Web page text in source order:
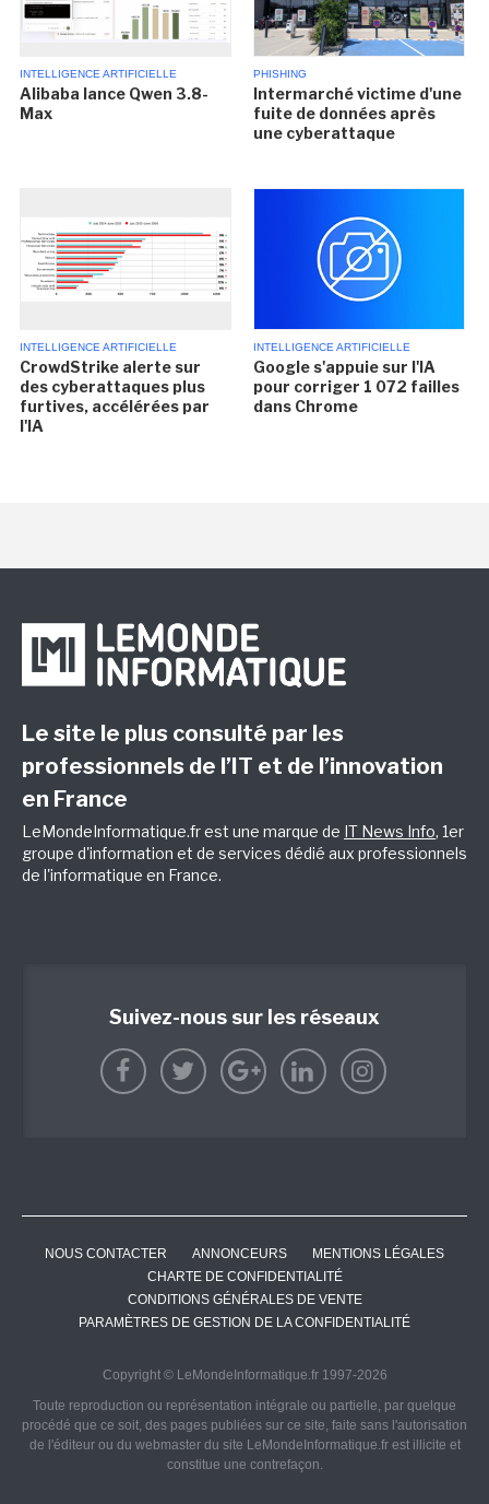
INTELLIGENCE ARTIFICIELLE
Alibaba lance Qwen 3.8-
Max
PHISHING
Intermarché victime d'une
fuite de données après
une cyberattaque
INTELLIGENCE ARTIFICIELLE
CrowdStrike alerte sur
des cyberattaques plus
furtives, accélérées par
l'IA
INTELLIGENCE ARTIFICIELLE
Google s'appuie sur l'IA
pour corriger 1 072 failles
dans Chrome
Le site le plus consulté par les
professionnels de l’IT et de l’innovation
en France
LeMondeInformatique.fr est une marque de IT News Info, 1er
groupe d'information et de services dédié aux professionnels
de l'informatique en France.
Suivez-nous sur les réseaux
NOUS CONTACTER ANNONCEURS
MENTIONS LÉGALES
CHARTE DE CONFIDENTIALITÉ
CONDITIONS GÉNÉRALES DE VENTE
PARAMÈTRES DE GESTION DE LA CONFIDENTIALITÉ
Copyright © LeMondeInformatique.fr 1997-2026
Toute reproduction ou représentation intégrale ou partielle, par quelque
procédé que ce soit, des pages publiées sur ce site, faite sans l'autorisation
de l'éditeur ou du webmaster du site LeMondeInformatique.fr est illicite et
constitue une contrefaçon.